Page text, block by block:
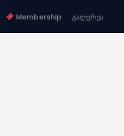
Membership გალერეა
FC GAGRA